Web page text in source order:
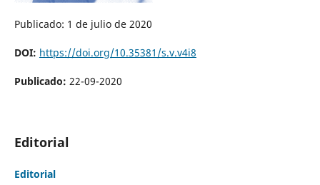
Publicado: 1 de julio de 2020
DOI: https://doi.org/10.35381/s.v.v4i8
Publicado: 22-09-2020
Editorial
Editorial